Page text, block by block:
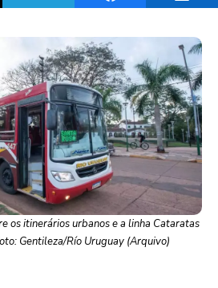
os itinerários urbanos e a linha Cataratas
Gentileza/Río Uruguay (Arquivo)